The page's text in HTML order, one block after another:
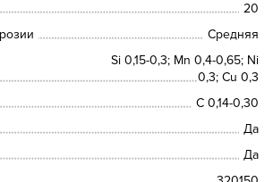
20
Средняя
Si 0,15-0,3; Mn 0,4-0,65; Ni
0,3; Cu 0,3
C 0,14-0,30
Да
Да